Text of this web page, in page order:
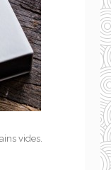
vides.